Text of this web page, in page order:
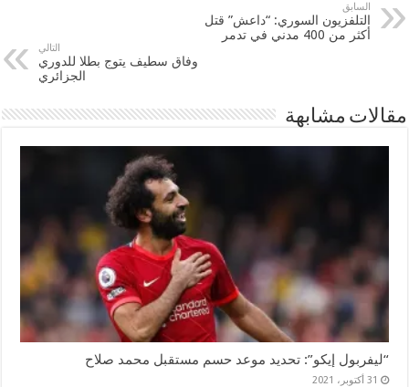
السابق
التلفزيون السوري: “داعش” قتل
أكثر من 400 مدني في تدمر
التالي
وفاق سطيف يتوج بطلا للدوري
الجزائري
مقالات مشابهة
“ليفربول إيكو”: تحديد موعد حسم مستقبل محمد صلاح
31 أكتوبر، 2021